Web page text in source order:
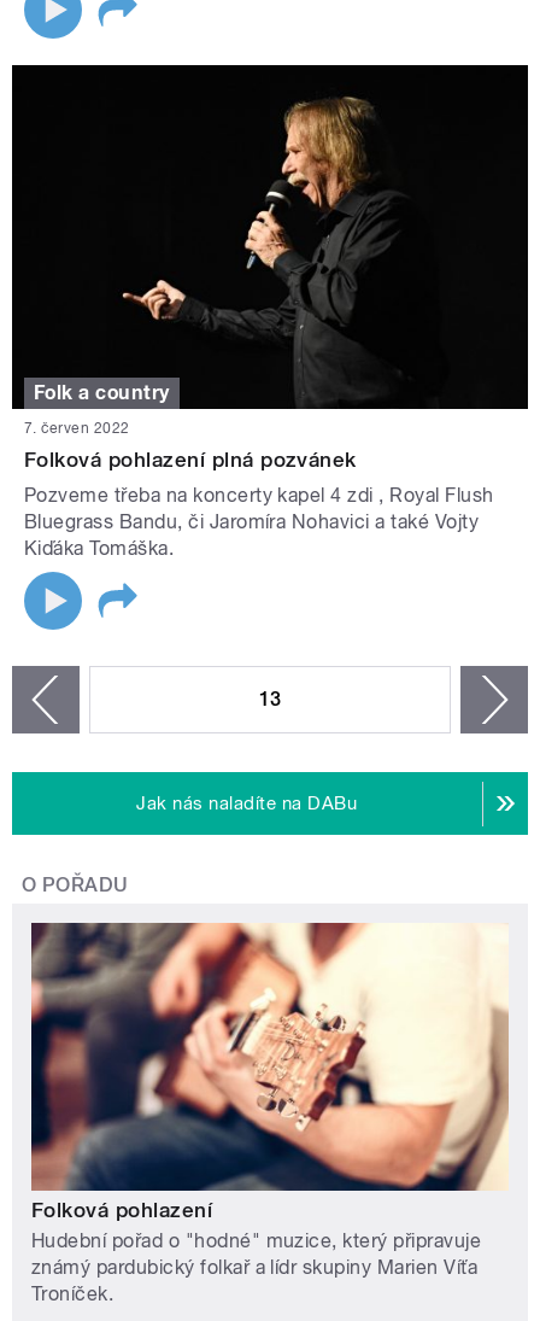
Folk a country
7. červen 2022
Folková pohlazení plná pozvánek
Pozveme třeba na koncerty kapel 4 zdi , Royal Flush
Bluegrass Bandu, či Jaromíra Nohavici a také Vojty
Kiďáka Tomáška.
13
Jak nás naladíte na DABu
O POŘADU
Folková pohlazení
Hudební pořad o "hodné" muzice, který připravuje
známý pardubický folkař a lídr skupiny Marien Víťa
Troníček.